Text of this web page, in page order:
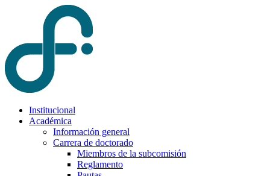
Institucional
Académica
Información general
Carrera de doctorado
Miembros de la subcomisión
Reglamento